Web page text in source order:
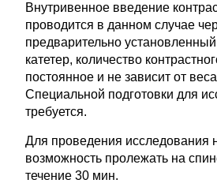
Внутривенное введение
проводится в данном случае
предварительно
катетер, количество
постоянное и не зависит от
Специальной подготовки для
требуется.
Для проведения исследования
возможность пролежать на
течение 30 мин.